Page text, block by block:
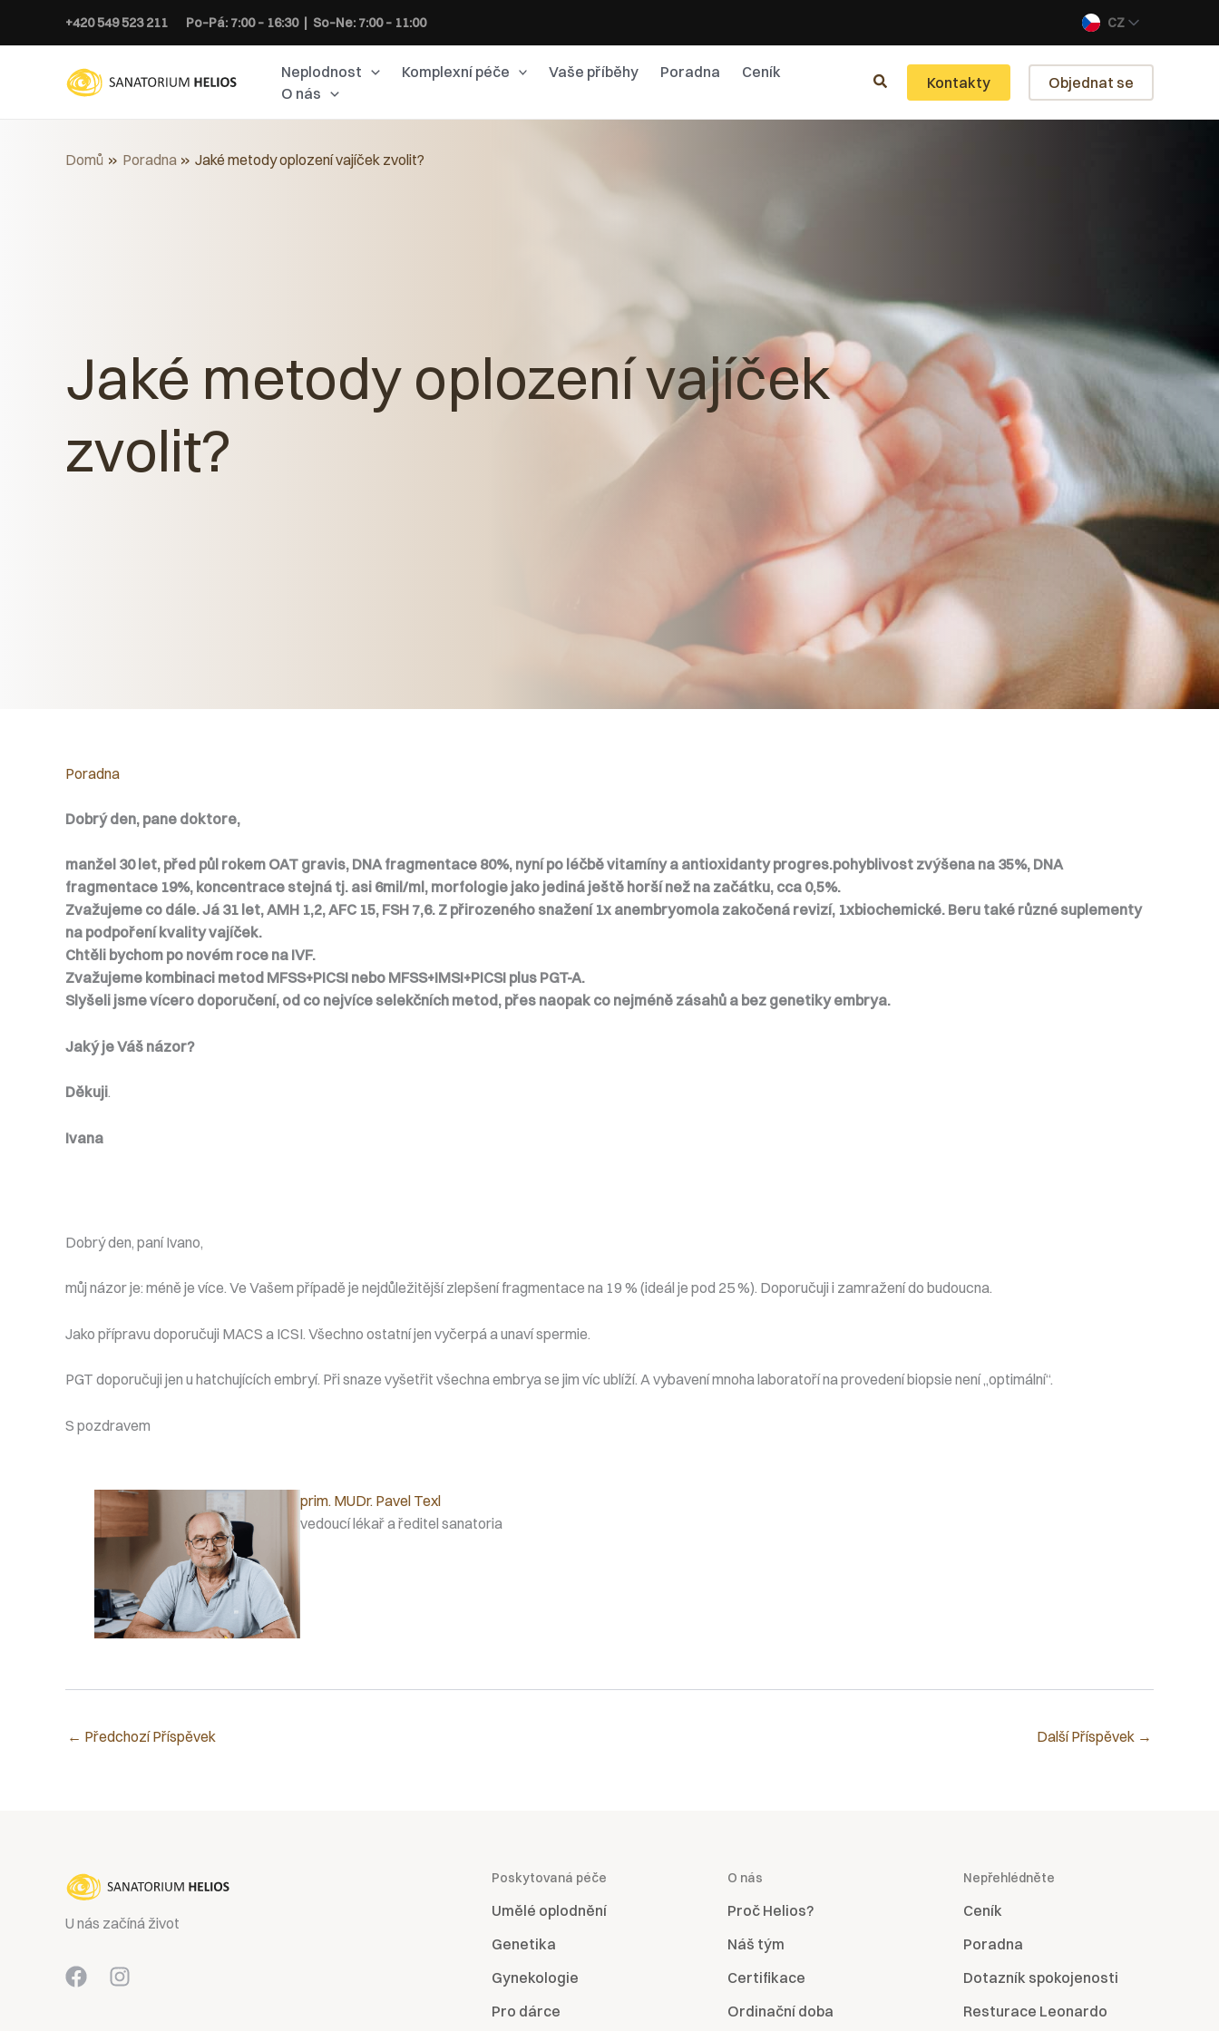
+420 549 523 211 Po–Pá: 7:00 – 16:30 | So–Ne: 7:00 – 11:00 CZ
Neplodnost Komplexní péče Vaše příběhy Poradna
Ceník
O nás
Kontakty Objednat se
Jaké metody oplození vajíček
zvolit?
Domů Poradna Jaké metody oplození vajíček zvolit?
Poradna
Dobrý den, pane doktore,
manžel 30 let, před půl rokem OAT gravis, DNA fragmentace 80%, nyní po léčbě vitamíny a antioxidanty progres.pohyblivost zvýšena na 35%, DNA
fragmentace 19%, koncentrace stejná tj. asi 6mil/ml, morfologie jako jediná ještě horší než na začátku, cca 0,5%.
Zvažujeme co dále. Já 31 let, AMH 1,2, AFC 15, FSH 7,6. Z přirozeného snažení 1x anembryomola zakočená revizí, 1xbiochemické. Beru také různé suplementy
na podpoření kvality vajíček.
Chtěli bychom po novém roce na IVF.
Zvažujeme kombinaci metod MFSS+PICSI nebo MFSS+IMSI+PICSI plus PGT-A.
Slyšeli jsme vícero doporučení, od co nejvíce selekčních metod, přes naopak co nejméně zásahů a bez genetiky embrya.
Jaký je Váš názor?
Děkuji.
Ivana
Dobrý den, paní Ivano,
můj názor je: méně je více. Ve Vašem případě je nejdůležitější zlepšení fragmentace na 19 % (ideál je pod 25 %). Doporučuji i zamražení do budoucna.
Jako přípravu doporučuji MACS a ICSI. Všechno ostatní jen vyčerpá a unaví spermie.
PGT doporučuji jen u hatchujících embryí. Při snaze vyšetřit všechna embrya se jim víc ublíží. A vybavení mnoha laboratoří na provedení biopsie není „optimální“.
S pozdravem
prim. MUDr. Pavel Texl
vedoucí lékař a ředitel sanatoria
← Předchozí Příspěvek Další Příspěvek →
U nás začíná život
Poskytovaná péče
Umělé oplodnění
Genetika
Gynekologie
Pro dárce
O nás
Proč Helios?
Náš tým
Certifikace
Ordinační doba
Nepřehlédněte
Ceník
Poradna
Dotazník spokojenosti
Resturace Leonardo